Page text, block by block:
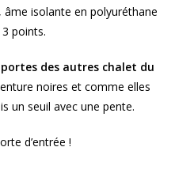
, âme isolante en polyuréthane
points.
des autres chalet du
noires et comme elles
un seuil avec une pente.
d’entrée !